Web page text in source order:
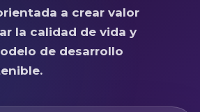
a crear valor
la calidad de vida y
de desarrollo